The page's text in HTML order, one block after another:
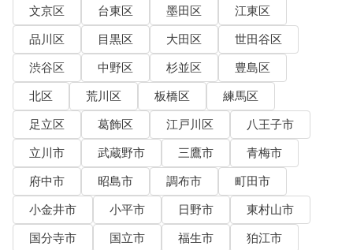
文京区
台東区 墨田区
江東区
品川区
目黒区 大田区
世田谷区
渋谷区
中野区 杉並区
豊島区
北区
荒川区 板橋区
練馬区
足立区
葛飾区 江戸川区
八王子市
立川市
武蔵野市 三鷹市
青梅市
府中市
昭島市 調布市
町田市
小金井市
小平市 日野市
東村山市
国分寺市
国立市 福生市
狛江市